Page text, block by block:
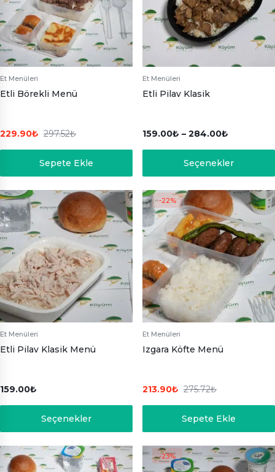
Et Menüleri
Etli Börekli Menü
297.52₺
229.90₺
Sepete Ekle
Et Menüleri
Etli Pilav Klasik
159.00₺ – 284.00₺
Seçenekler
Et Menüleri
Etli Pilav Klasik Menü
159.00₺
Seçenekler
-22%
Et Menüleri
Izgara Köfte Menü
275.72₺
213.90₺
Sepete Ekle
-23%